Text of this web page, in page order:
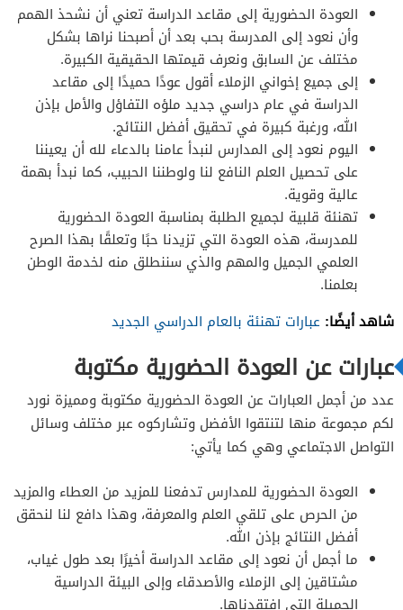
العودة الحضورية إلى مقاعد الدراسة تعني أن نشحذ الهمم
وأن نعود إلى المدرسة بحب بعد أن أصبحنا نراها بشكل
مختلف عن السابق ونعرف قيمتها الحقيقية الكبيرة.
إلى جميع إخواني الزملاء أقول عودًا حميدًا إلى مقاعد
الدراسة في عام دراسي جديد ملؤه التفاؤل والأمل بإذن
الله، ورغبة كبيرة في تحقيق أفضل النتائج.
اليوم نعود إلى المدارس لنبدأ عامنا بالدعاء لله أن يعيننا
على تحصيل العلم النافع لنا ولوطننا الحبيب، كما نبدأ بهمة
عالية وقوية.
تهنئة قلبية لجميع الطلبة بمناسبة العودة الحضورية
للمدرسة، هذه العودة التي تزيدنا حبًا وتعلقًا بهذا الصرح
العلمي الجميل والمهم والذي سننطلق منه لخدمة الوطن
بعلمنا.
شاهد أيضًا: عبارات تهنئة بالعام الدراسي الجديد
عبارات عن العودة الحضورية مكتوبة
عدد من أجمل العبارات عن العودة الحضورية مكتوبة ومميزة نورد
لكم مجموعة منها لتنتقوا الأفضل وتشاركوه عبر مختلف وسائل
التواصل الاجتماعي وهي كما يأتي:
العودة الحضورية للمدارس تدفعنا للمزيد من العطاء والمزيد
من الحرص على تلقي العلم والمعرفة، وهذا دافع لنا لنحقق
أفضل النتائج بإذن الله.
ما أجمل أن نعود إلى مقاعد الدراسة أخيرًا بعد طول غياب،
مشتاقين إلى الزملاء والأصدقاء وإلى البيئة الدراسية
الجميلة التي افتقدناها.